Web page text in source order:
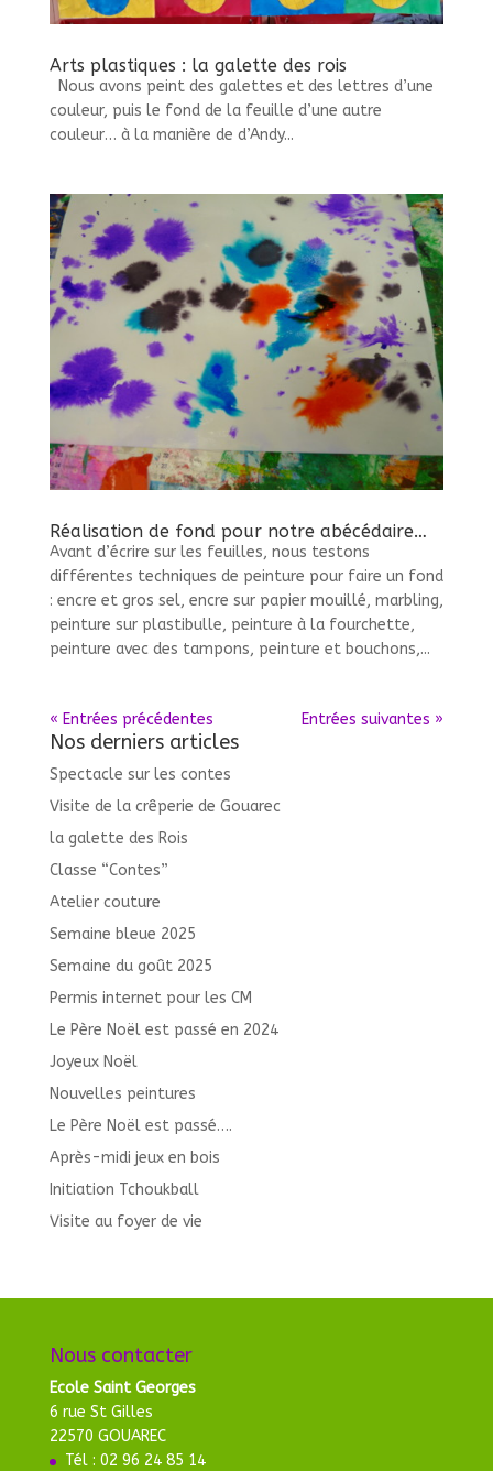
Arts plastiques : la galette des rois
Nous avons peint des galettes et des lettres d’une
couleur, puis le fond de la feuille d’une autre
couleur… à la manière de d’Andy...
Réalisation de fond pour notre abécédaire…
Avant d’écrire sur les feuilles, nous testons
différentes techniques de peinture pour faire un fond
: encre et gros sel, encre sur papier mouillé, marbling,
peinture sur plastibulle, peinture à la fourchette,
peinture avec des tampons, peinture et bouchons,...
« Entrées précédentes Entrées suivantes »
Nos derniers articles
Spectacle sur les contes
Visite de la crêperie de Gouarec
la galette des Rois
Classe “Contes”
Atelier couture
Semaine bleue 2025
Semaine du goût 2025
Permis internet pour les CM
Le Père Noël est passé en 2024
Joyeux Noël
Nouvelles peintures
Le Père Noël est passé….
Après-midi jeux en bois
Initiation Tchoukball
Visite au foyer de vie
Nous contacter
Ecole Saint Georges
6 rue St Gilles
22570 GOUAREC
Tél : 02 96 24 85 14